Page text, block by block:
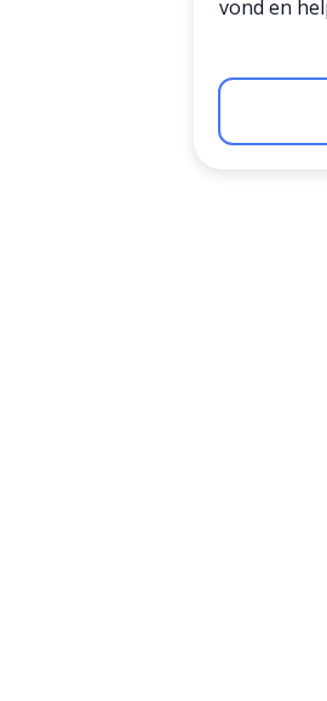
vond en